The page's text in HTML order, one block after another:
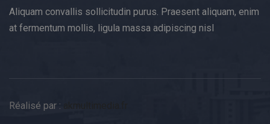
Aliquam convallis sollicitudin purus. Praesent aliquam, enim
at fermentum mollis, ligula massa adipiscing nisl
Réalisé par :